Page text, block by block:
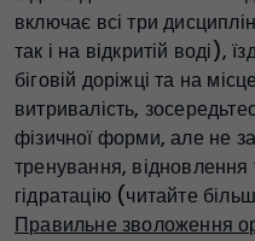
включає всі три
так і на відкритій воді),
біговій доріжці та на
витривалість,
фізичної форми, але не
тренування,
гідратацію (читайте
Правильне зволоження